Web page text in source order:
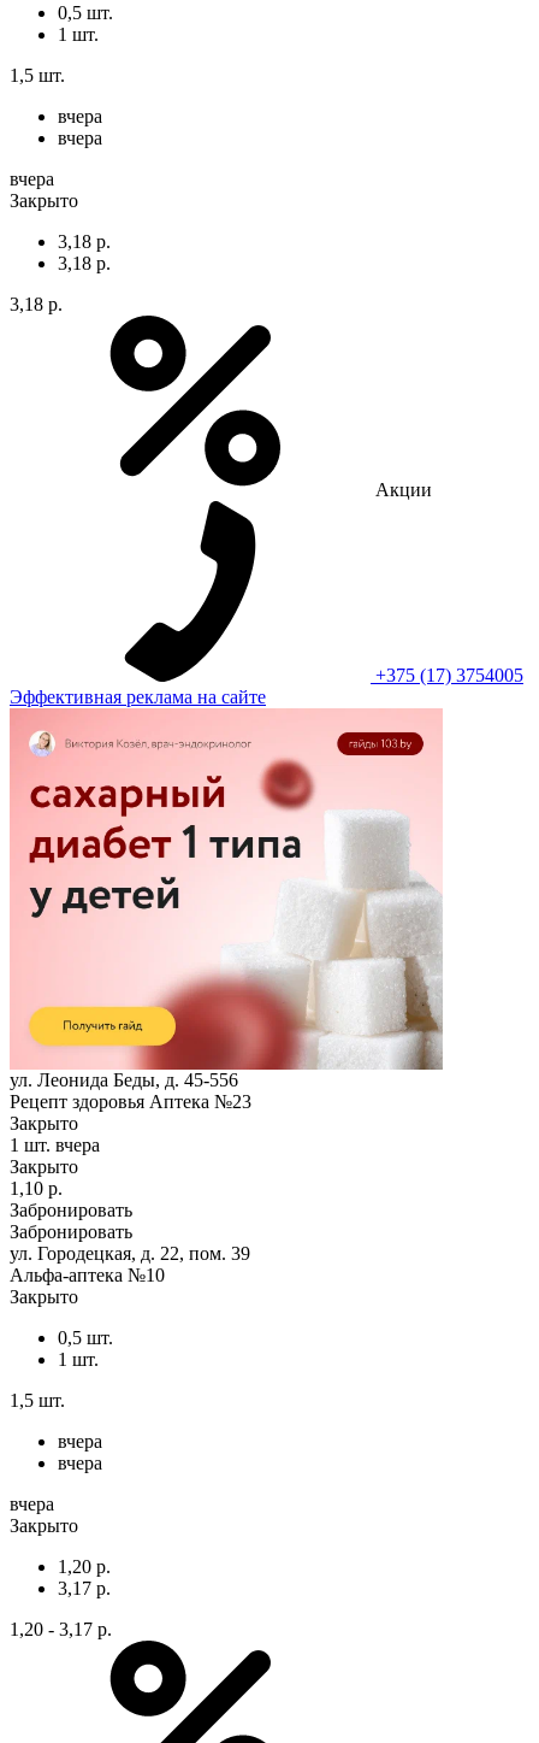
0,5 шт.
1 шт.
1,5 шт.
вчера
вчера
вчера
Закрыто
3,18 р.
3,18 р.
3,18 р.
Акции
+375 (17) 3754005
Эффективная реклама на сайте
ул. Леонида Беды, д. 45-556
Рецепт здоровья Аптека №23
Закрыто
1 шт. вчера
Закрыто
1,10 р.
Забронировать
Забронировать
ул. Городецкая, д. 22, пом. 39
Альфа-аптека №10
Закрыто
0,5 шт.
1 шт.
1,5 шт.
вчера
вчера
вчера
Закрыто
1,20 р.
3,17 р.
1,20 - 3,17 р.